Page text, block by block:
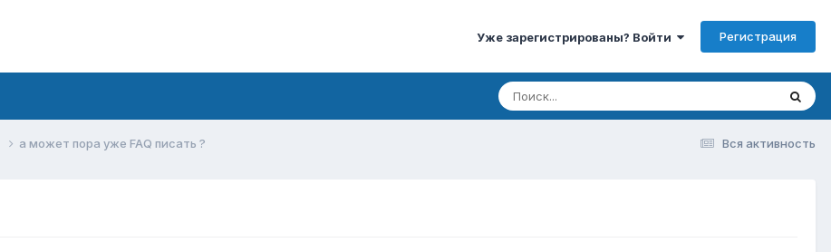
Уже зарегистрированы? Войти Регистрация
Вся активность
а может пора уже FAQ писать ?